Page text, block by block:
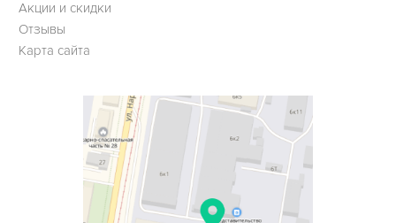
Акции и скидки
Отзывы
Карта сайта